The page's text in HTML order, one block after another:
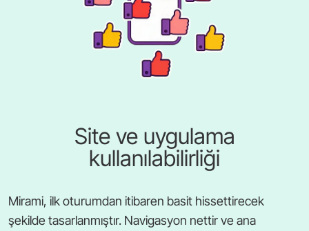
Site ve uygulama
kullanılabilirliği
Mirami, ilk oturumdan itibaren basit hissettirecek
şekilde tasarlanmıştır. Navigasyon nettir ve ana